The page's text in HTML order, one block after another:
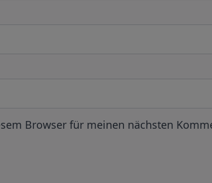
Browser für meinen nächsten